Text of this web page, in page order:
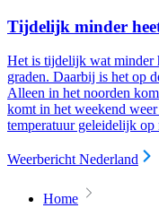
Tijdelijk minder
Het is tijdelijk wat minder
graden. Daarbij is het op
Alleen in het noorden
komt in het weekend
temperatuur geleidelijk op
Weerbericht Nederland
Home